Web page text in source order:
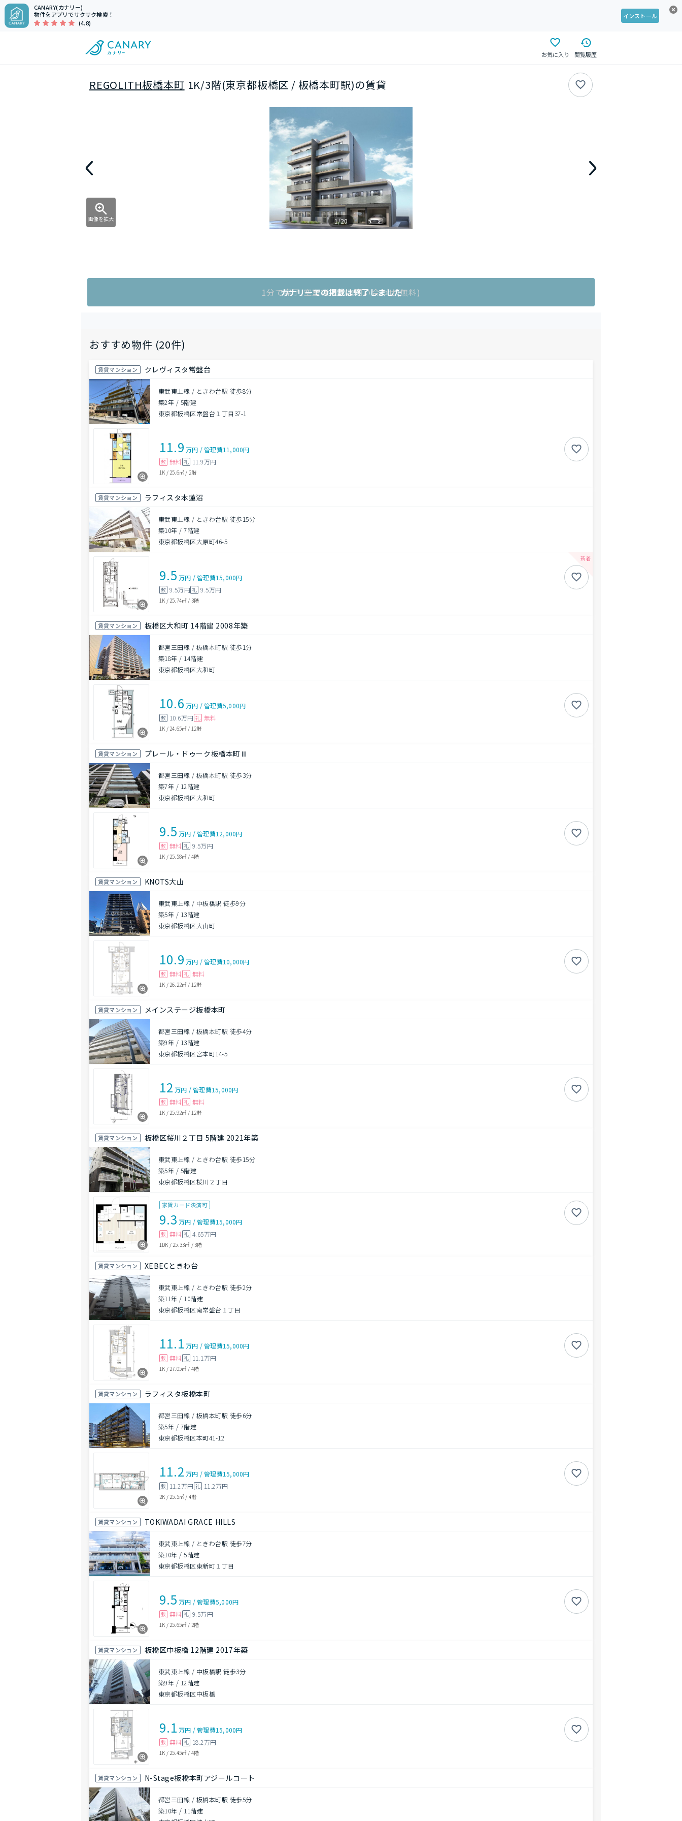
CANARY(カナリー)
物件をアプリでサクサク検索！
(4.8)
インストール
お気に入り 閲覧履歴
REGOLITH板橋本町 1K/3階(東京都板橋区 / 板橋本町駅)の賃貸
画像を拡大 1/20
1分で完了!空室状況をお問い合わせ(無料)
カナリーでの掲載は終了しました
おすすめ物件 (20件)
賃貸マンション クレヴィスタ常盤台
東武東上線 / ときわ台駅 徒歩8分
築2年 / 5階建
東京都板橋区常盤台１丁目37-1
11.9 万円 /管理費11,000円
敷 無料 礼 11.9万円
1K / 25.6㎡ / 2階
賃貸マンション ラフィスタ本蓮沼
東武東上線 / ときわ台駅 徒歩15分
築10年 /7階建
東京都板橋区大原町46-5
9.5 万円 /管理費15,000円
敷 9.5万円礼 9.5万円
1K / 25.74㎡ / 3階
賃貸マンション 板橋区大和町 14階建 2008年築
都営三田線 / 板橋本町駅 徒歩1分
築18年 / 14階建
東京都板橋区大和町
10.6 万円 /管理費5,000円
敷 10.6万円 礼 無料
1K / 24.65㎡ / 12階
賃貸マンション プレール・ドゥーク板橋本町Ⅲ
都営三田線 / 板橋本町駅 徒歩3分
築7年 / 12階建
東京都板橋区大和町
9.5 万円 /管理費12,000円
敷 無料 礼 9.5万円
1K / 25.58㎡ / 4階
賃貸マンション KNOTS大山
東武東上線 / 中板橋駅 徒歩9分
築5年 / 13階建
東京都板橋区大山町
10.9 万円 /管理費10,000円
敷 無料 礼 無料
1K / 26.22㎡ / 12階
賃貸マンション メインステージ板橋本町
都営三田線 / 板橋本町駅 徒歩4分
築9年 / 13階建
東京都板橋区宮本町14-5
12 万円 /管理費15,000円
敷 無料 礼 無料
1K / 25.92㎡ / 12階
賃貸マンション 板橋区桜川２丁目 5階建 2021年築
東武東上線 / ときわ台駅 徒歩15分
築5年 / 5階建
東京都板橋区桜川２丁目
家賃カード決済可
9.3 万円 /管理費15,000円
敷 無料 礼 4.65万円
1DK /25.33㎡ /3階
賃貸マンション XEBECときわ台
東武東上線 / ときわ台駅 徒歩2分
築11年 / 10階建
東京都板橋区南常盤台１丁目
11.1 万円 /管理費15,000円
敷 無料 礼 11.1万円
1K / 27.05㎡ / 4階
賃貸マンション ラフィスタ板橋本町
都営三田線 / 板橋本町駅 徒歩6分
築5年 / 7階建
東京都板橋区本町41-12
11.2 万円 /管理費15,000円
敷 11.2万円 礼 11.2万円
2K / 25.5㎡ / 4階
賃貸マンション TOKIWADAI GRACE HILLS
東武東上線 / ときわ台駅 徒歩7分
築10年 /5階建
東京都板橋区東新町１丁目
9.5 万円 /管理費5,000円
敷 無料 礼 9.5万円
1K / 25.65㎡ / 2階
賃貸マンション 板橋区中板橋 12階建 2017年築
東武東上線 / 中板橋駅 徒歩3分
築9年 / 12階建
東京都板橋区中板橋
9.1 万円 /管理費15,000円
敷 無料 礼 18.2万円
1K / 25.45㎡ / 4階
賃貸マンション N-Stage板橋本町アジールコート
都営三田線 / 板橋本町駅 徒歩5分
築10年 / 11階建